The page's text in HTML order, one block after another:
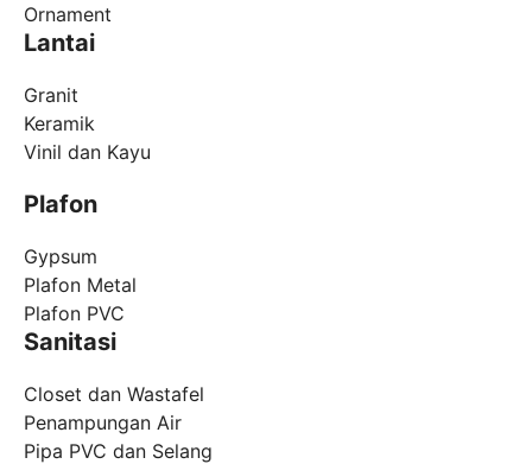
Ornament
Lantai
Granit
Keramik
Vinil dan Kayu
Plafon
Gypsum
Plafon Metal
Plafon PVC
Sanitasi
Closet dan Wastafel
Penampungan Air
Pipa PVC dan Selang